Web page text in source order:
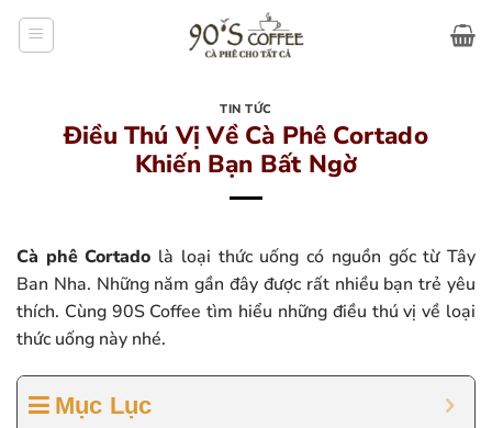
TIN TỨC
Điều Thú Vị Về Cà Phê Cortado
Khiến Bạn Bất Ngờ
Cà phê Cortado là loại thức uống có nguồn gốc từ Tây
Ban Nha. Những năm gần đây được rất nhiều bạn trẻ yêu
thích. Cùng 90S Coffee tìm hiểu những điều thú vị về loại
thức uống này nhé.
Mục Lục